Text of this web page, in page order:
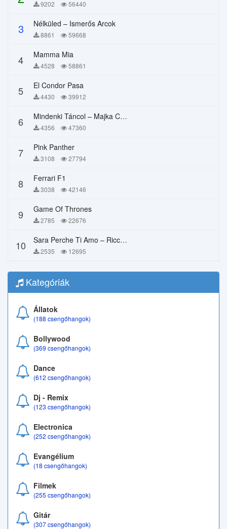
9202 56440
3 Nélküled – Ismerős Arcok
8861 59668
4 Mamma Mia
4528 58861
5 El Condor Pasa
4430 39912
6 Mindenki Táncol – Majka Curtis, Péter Majoros
4356 47360
7 Pink Panther
3108 27794
8 Ferrari F1
3038 42146
9 Game Of Thrones
2785 22676
10 Sara Perche Ti Amo – Ricchi E Poveri
2535 12695
Kategóriák
Állatok
(188 csengőhangok)
Bollywood
(369 csengőhangok)
Dance
(612 csengőhangok)
Dj - Remix
(123 csengőhangok)
Electronica
(252 csengőhangok)
Evangélium
(18 csengőhangok)
Filmek
(255 csengőhangok)
Gitár
(307 csengőhangok)